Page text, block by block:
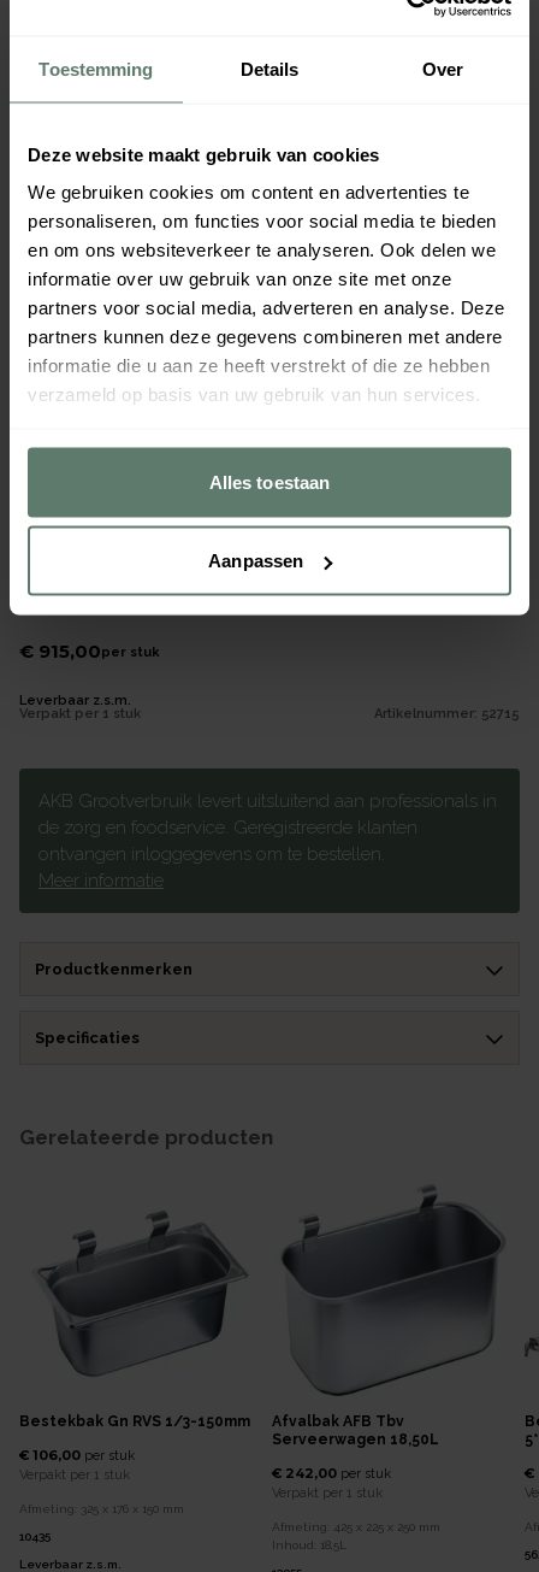
Toestemming Details Over
Deze website maakt gebruik van cookies
We gebruiken cookies om content en advertenties te
personaliseren, om functies voor social media te bieden
en om ons websiteverkeer te analyseren. Ook delen we
informatie over uw gebruik van onze site met onze
partners voor social media, adverteren en analyse. Deze
partners kunnen deze gegevens combineren met andere
informatie die u aan ze heeft verstrekt of die ze hebben
verzameld op basis van uw gebruik van hun services.
Alles toestaan
Aanpassen
Serveerwagen SW 10 x 6-3 staalverzinkte wielen
€ 915,00per stuk
Leverbaar z.s.m.
Verpakt per 1 stuk Artikelnummer: 52715
AKB Grootverbruik levert uitsluitend aan professionals in
de zorg en foodservice. Geregistreerde klanten
ontvangen inloggegevens om te bestellen.
Meer informatie
Productkenmerken
Specificaties
Gerelateerde producten
Bestekbak Gn RVS 1/3-150mm
€ 106,00 per stuk
Verpakt per 1 stuk
Afmeting: 325 x 176 x 150 mm
10435
Leverbaar z.s.m.
Afvalbak AFB Tbv
Serveerwagen 18,50L
€ 242,00 per stuk
Verpakt per 1 stuk
Afmeting: 425 x 225 x 250 mm
Inhoud:
18,5L
€